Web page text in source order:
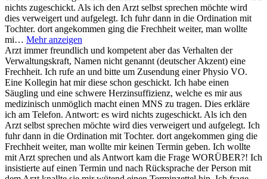
nichts zugeschickt. Als ich den Arzt selbst sprechen möchte wird
dies verweigert und aufgelegt. Ich fuhr dann in die Ordination mit
Tochter. dort angekommen ging die Frechheit weiter, man wollte
mi… Mehr anzeigen
Arzt immer freundlich und kompetent aber das Verhalten der
Verwaltungskraft, Namen nicht genannt (deutscher Akzent) eine
Frechheit. Ich rufe an und bitte um Zusendung einer Physio VO.
Eine Kollegin hat mir diese schon geschickt. Ich habe einen
Säugling und eine schwere Herzinsuffizienz, welche es mir aus
medizinisch unmöglich macht einen MNS zu tragen. Dies erkläre
ich am Telefon. Antwort: es wird nichts zugeschickt. Als ich den
Arzt selbst sprechen möchte wird dies verweigert und aufgelegt. Ich
fuhr dann in die Ordination mit Tochter. dort angekommen ging die
Frechheit weiter, man wollte mir keinen Termin geben. Ich wollte
mit Arzt sprechen und als Antwort kam die Frage WORÜBER?! Ich
insistierte auf einen Termin und nach Rücksprache der Person mit